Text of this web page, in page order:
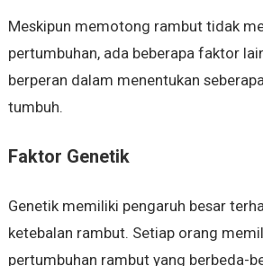
Meskipun memotong rambut tidak
pertumbuhan, ada beberapa faktor
berperan dalam menentukan
tumbuh.
Faktor Genetik
Genetik memiliki pengaruh besar
ketebalan rambut. Setiap orang
pertumbuhan rambut yang berbeda-